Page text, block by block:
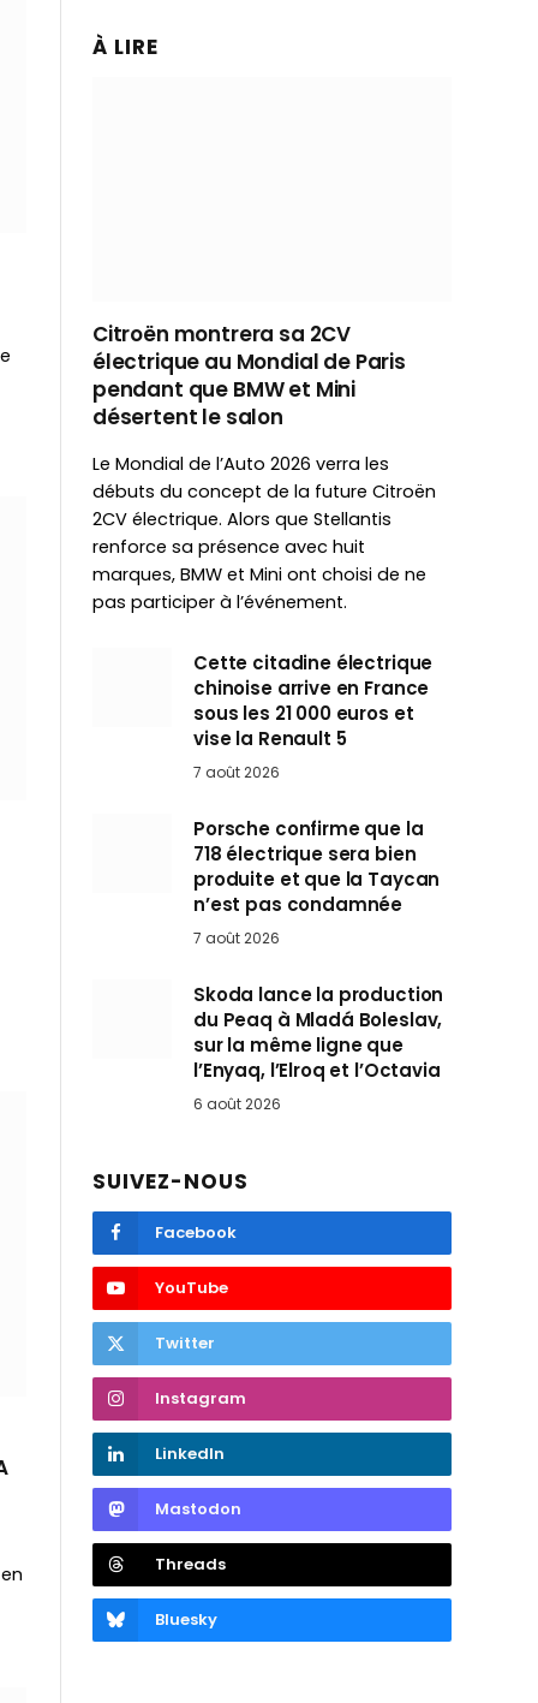
À LIRE
Citroën montrera sa 2CV
électrique au Mondial de Paris
pendant que BMW et Mini
désertent le salon
Le Mondial de l’Auto 2026 verra les
débuts du concept de la future Citroën
2CV électrique. Alors que Stellantis
renforce sa présence avec huit
marques, BMW et Mini ont choisi de ne
pas participer à l’événement.
Cette citadine électrique
chinoise arrive en France
sous les 21 000 euros et
vise la Renault 5
7 août 2026
Porsche confirme que la
718 électrique sera bien
produite et que la Taycan
n’est pas condamnée
7 août 2026
Skoda lance la production
du Peaq à Mladá Boleslav,
sur la même ligne que
l’Enyaq, l’Elroq et l’Octavia
6 août 2026
SUIVEZ-NOUS
Facebook
YouTube
Twitter
Instagram
LinkedIn
Mastodon
Threads
Bluesky